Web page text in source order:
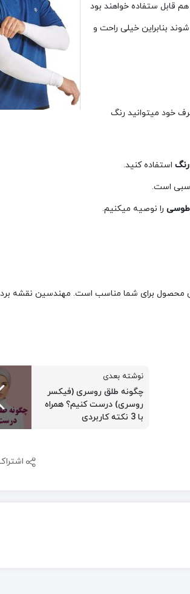
قابل ستفاده خواهند بود
بنابراین خیلی راحت و
خود میتوانید رنگ
استفاده کنید.
است.
را نوصیه میکنیم.
محصول برای شما مناسب است. مهندسین نقشه
نوشته بعدی
چگونه طلق روسری (فیکسر
روسری) درست کنیم؟ همراه
با 3‌ نکته کاربردی